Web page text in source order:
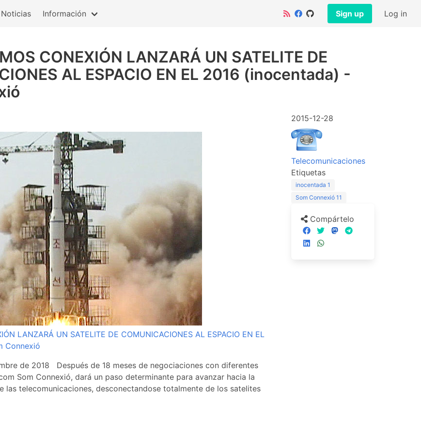
Noticias Información Sign up Log in
CONEXIÓN LANZARÁ UN SATELITE DE
AL ESPACIO EN EL 2016 (inocentada) -
LANZARÁ UN SATELITE DE COMUNICACIONES AL ESPACIO EN EL
Connexió
de 2018 Después de 18 meses de negociaciones con diferentes
Som Connexió, dará un paso determinante para avanzar hacia la
las telecomunicaciones, desconectandose totalmente de los satelites
2015-12-28
Telecomunicaciones
Etiquetas
inocentada 1
Som Connexió 11
Compártelo